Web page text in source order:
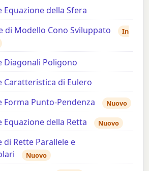
Equazione della Sfera
di Modello Cono Sviluppato
In
Diagonali Poligono
Caratteristica di Eulero
Forma Punto-Pendenza
Nuovo
Equazione della Retta Nuovo
di Rette Parallele e
Nuovo